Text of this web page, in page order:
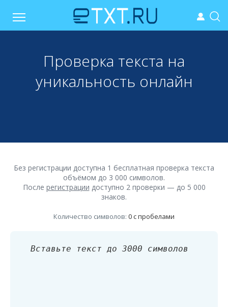
Проверка текста на
уникальность онлайн
Без регистрации доступна 1 бесплатная проверка текста
объёмом до 3 000 символов.
После регистрации доступно 2 проверки — до 5 000
знаков.
Количество символов: 0с пробелами